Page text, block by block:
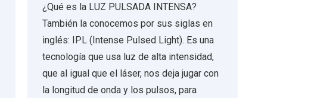
¿Qué es la LUZ PULSADA INTENSA?
También la conocemos por sus siglas en
inglés: IPL (Intense Pulsed Light). Es una
tecnología que usa luz de alta intensidad,
que al igual que el láser, nos deja jugar con
la longitud de onda y los pulsos, para